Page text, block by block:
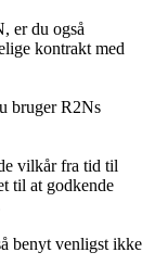
er du også
kontrakt med
bruger R2Ns
vilkår fra tid til
til at godkende
benyt venligst ikke